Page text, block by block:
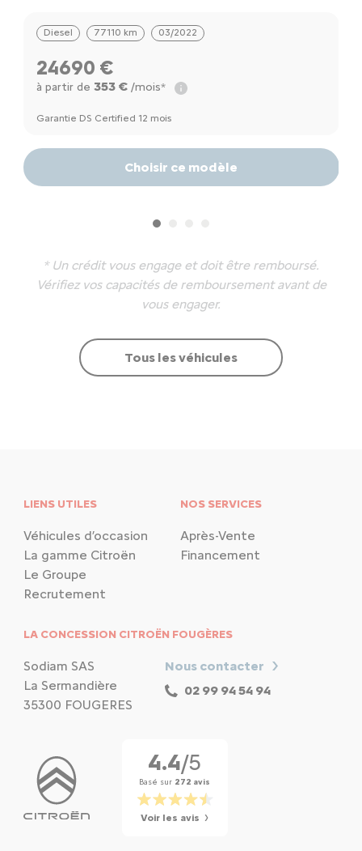
Diesel 77110 km 03/2022
24690 €
à partir de 353 €/mois*
Garantie DS Certified 12 mois
Choisir ce modèle
* Un crédit vous engage et doit être remboursé.
Vérifiez vos capacités de remboursement avant de
vous engager.
Tous les véhicules
LIENS UTILES
Véhicules d’occasion
La gamme Citroën
Le Groupe
Recrutement
NOS SERVICES
Après-Vente
Financement
LA CONCESSION CITROËN FOUGÈRES
Sodiam SAS
La Sermandière
35300 FOUGERES
Nous contacter
02 99 94 54 94
4.4/5
Basé sur 272 avis
Voir les avis